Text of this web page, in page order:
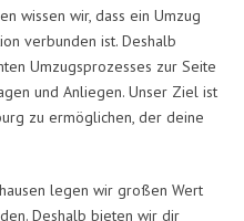
wissen wir, dass ein Umzug
verbunden ist. Deshalb
Umzugsprozesses zur Seite
und Anliegen. Unser Ziel ist
zu ermöglichen, der deine
legen wir großen Wert
Deshalb bieten wir dir